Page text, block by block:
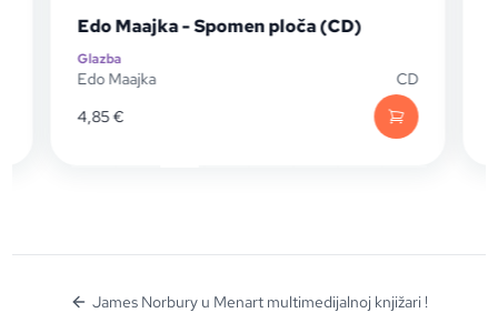
Edo Maajka - Spomen ploča (CD)
Glazba
Edo Maajka
CD
4,85€
James Norbury u Menart multimedijalnoj knjižari !